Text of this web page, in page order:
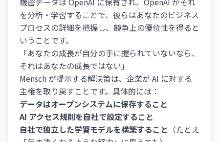
を分析・学習することで、彼らはあなたのビジネス
プロセスの詳細を把握し、競争上の優位性を得ると
いうことです。
「あなたの成長が自分の手に握られていないなら、
それはあなたの成長ではない」
Mensch が提示する解決策は、企業が AI に対する
主権を取り戻すことです。具体的には：
データはオープンシステムに保存すること
AI アクセス規則を自社で設定すること
自社で独立した学習モデルを構築すること （たとえ